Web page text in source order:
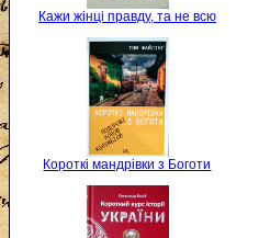
Кажи жінці правду, та не всю
Короткі мандрівки з Боготи